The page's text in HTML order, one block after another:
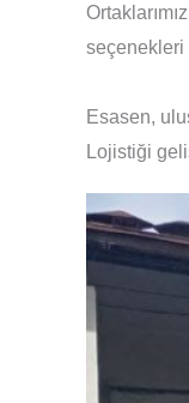
seçenekleri
Esasen,
Lojistiği